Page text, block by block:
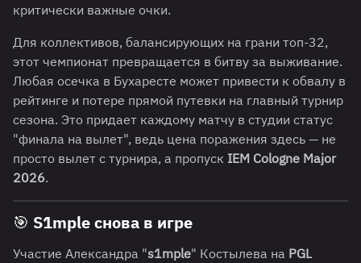
критически важные очки.
Для коллективов, балансирующих на грани топ-32,
этот чемпионат превращается в битву за выживание.
Любая осечка в Бухаресте может привести к обвалу в
рейтинге и потере прямой путевки на главный турнир
сезона. Это придает каждому матчу в студии статус
"финала на вылет", ведь цена поражения здесь — не
просто вылет с турнира, а пропуск IEM Cologne Major
2026.
🎯 S1mple снова в игре
Участие Александра "s1mple" Костылева на PGL